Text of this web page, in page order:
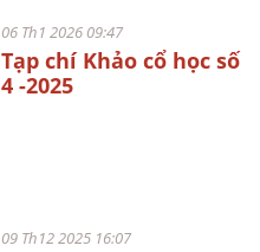
06 Th1 2026 09:47
Tạp chí Khảo cổ học số
4 -2025
09 Th12 2025 16:07